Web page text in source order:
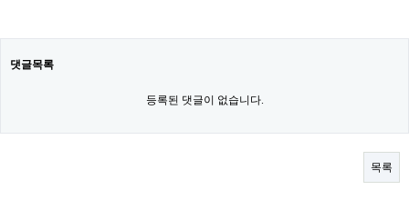
댓글목록
등록된 댓글이 없습니다.
목록